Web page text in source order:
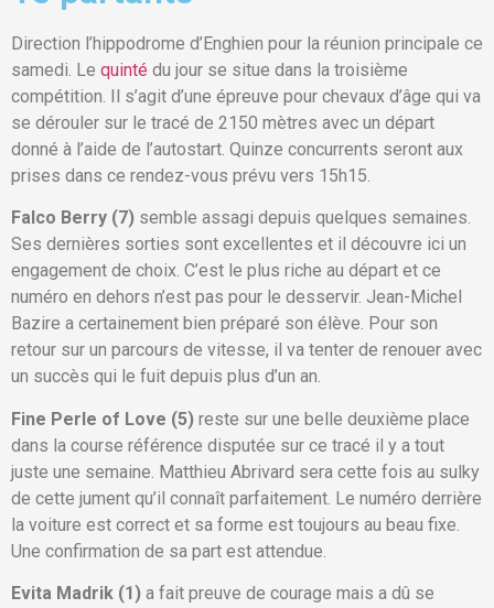
Direction l’hippodrome d’Enghien pour la réunion principale ce
samedi. Le quinté du jour se situe dans la troisième
compétition. Il s’agit d’une épreuve pour chevaux d’âge qui va
se dérouler sur le tracé de 2150 mètres avec un départ
donné à l’aide de l’autostart. Quinze concurrents seront aux
prises dans ce rendez-vous prévu vers 15h15.
Falco Berry (7) semble assagi depuis quelques semaines.
Ses dernières sorties sont excellentes et il découvre ici un
engagement de choix. C’est le plus riche au départ et ce
numéro en dehors n’est pas pour le desservir. Jean-Michel
Bazire a certainement bien préparé son élève. Pour son
retour sur un parcours de vitesse, il va tenter de renouer avec
un succès qui le fuit depuis plus d’un an.
Fine Perle of Love (5) reste sur une belle deuxième place
dans la course référence disputée sur ce tracé il y a tout
juste une semaine. Matthieu Abrivard sera cette fois au sulky
de cette jument qu’il connaît parfaitement. Le numéro derrière
la voiture est correct et sa forme est toujours au beau fixe.
Une confirmation de sa part est attendue.
Evita Madrik (1) a fait preuve de courage mais a dû se